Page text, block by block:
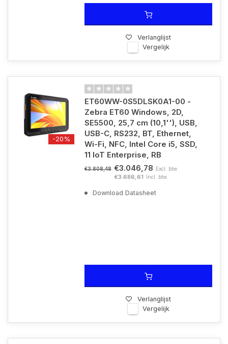
Verlanglijst
Vergelijk
-20%
ET60WW-0S5DLSK0A1-00 -
Zebra ET60 Windows, 2D,
SE5500, 25,7 cm (10,1''), USB,
USB-C, RS232, BT, Ethernet,
Wi-Fi, NFC, Intel Core i5, SSD,
11 IoT Enterprise, RB
€3.808,48 €3.046,78 Excl. btw
€3.686,61 Incl. btw
Download Datasheet
Verlanglijst
Vergelijk